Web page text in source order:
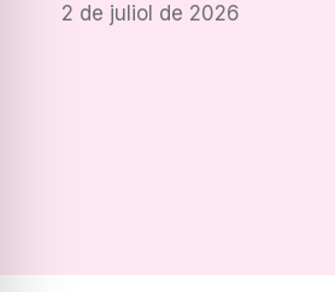
2 de juliol de 2026